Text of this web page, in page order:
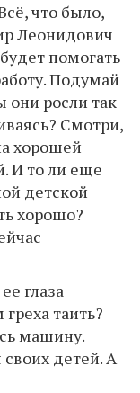
что было,
Леонидович
помогать
Подумай
они росли так
Смотри,
хорошей
И то ли еще
детской
хорошо?
глаза
таить?
машину.
детей. А